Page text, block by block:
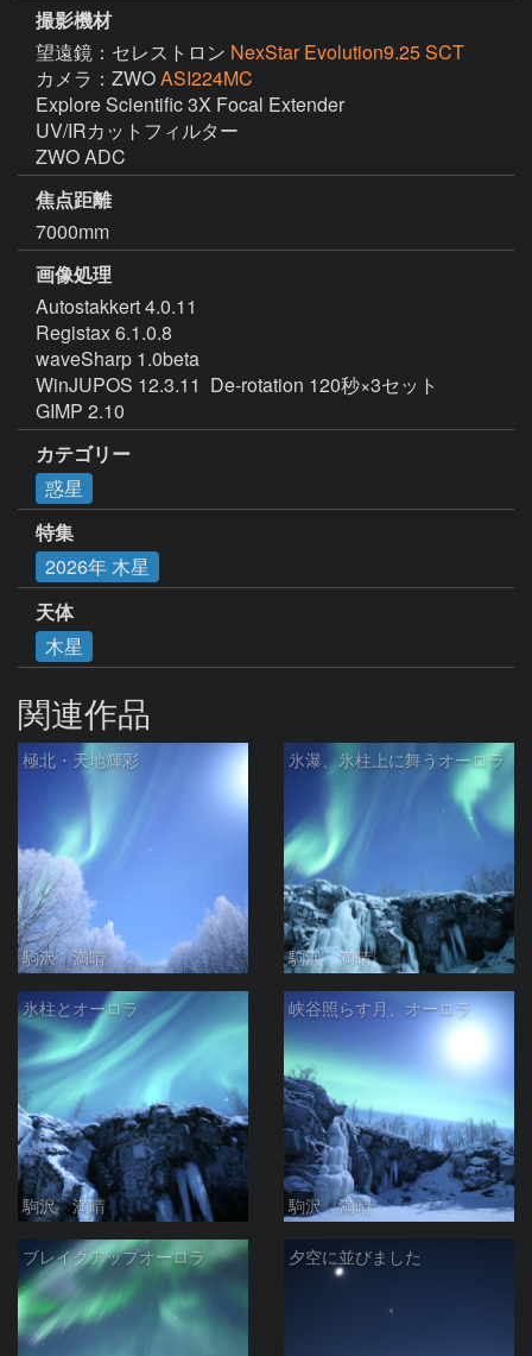
撮影機材
望遠鏡：セレストロン NexStar Evolution9.25 SCT
カメラ：ZWOASI224MC
Explore Scientific 3X Focal Extender
UV/IRカットフィルター
ZWO ADC
焦点距離
7000mm
画像処理
Autostakkert 4.0.11
Registax 6.1.0.8
waveSharp 1.0beta
WinJUPOS 12.3.11  De-rotation 120秒×3セット
GIMP 2.10
カテゴリー
惑星
特集
2026年 木星
天体
木星
関連作品
極北・天地輝彩
駒沢 満晴
氷瀑、氷柱上に舞うオーロラ
駒沢 満晴
氷柱とオーロラ
駒沢 満晴
峡谷照らす月、オーロラ
駒沢 満晴
ブレイクアップオーロラ 夕空に並びました